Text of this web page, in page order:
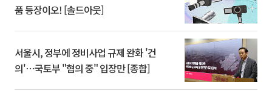
품 등장이오! [솔드아웃]
서울시, 정부에 정비사업 규제 완화 '건
의'⋯국토부 "협의 중" 입장만 [종합]